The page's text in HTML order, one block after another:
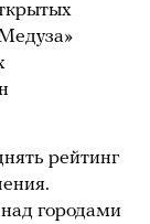
рейтинг
городами